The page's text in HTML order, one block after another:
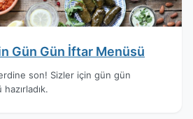
Gün Gün İftar Menüsü
son! Sizler için gün gün